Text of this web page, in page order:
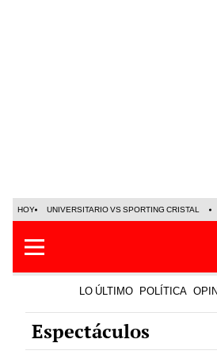
HOY UNIVERSITARIO VS SPORTING CRISTAL
LO ÚLTIMO POLÍTICA
Espectáculos